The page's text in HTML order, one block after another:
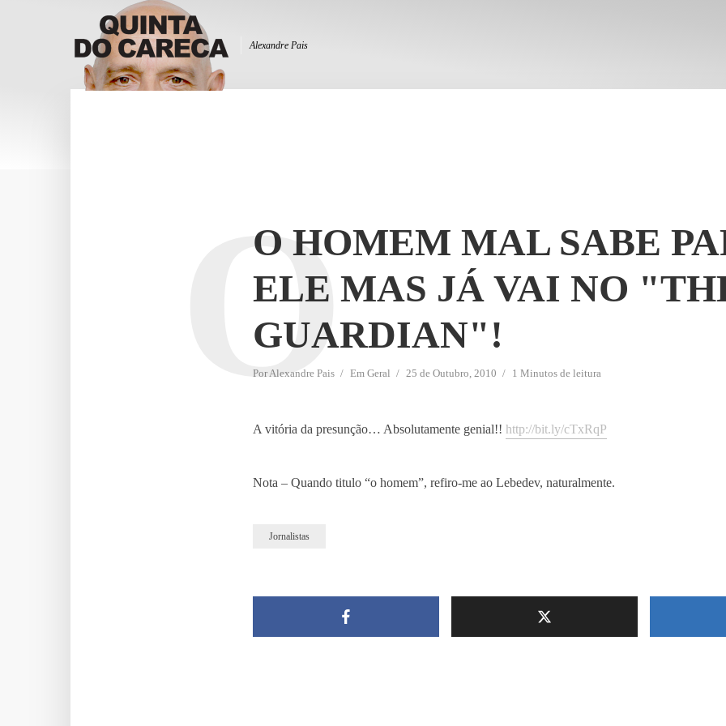
Alexandre Pais
O HOMEM MAL SABE
ELE MAS JÁ VAI NO
GUARDIAN"!
PorAlexandre Pais Em Geral 25 de Outubro, 2010 1 Minutos de leitura
O
A vitória da presunção… Absolutamente genial!! http://bit.ly/cTxRqP
Nota – Quando titulo “o homem”, refiro-me ao Lebedev, naturalmente.
Jornalistas